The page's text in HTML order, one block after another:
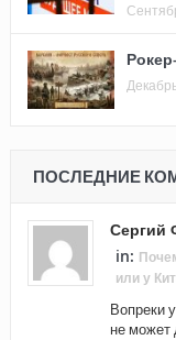
ПОСЛЕДНИЕ
Сергий
in:
или у
Вопреки
не может